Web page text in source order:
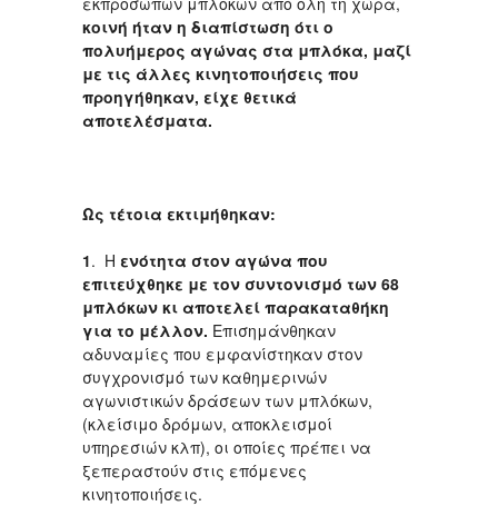
κοινή ήταν η διαπίστωση ότι ο
πολυήμερος αγώνας στα μπλόκα, μαζί
με τις άλλες κινητοποιήσεις που
προηγήθηκαν, είχε θετικά
αποτελέσματα.
Ως τέτοια εκτιμήθηκαν:
1. Η ενότητα στον αγώνα που
επιτεύχθηκε με τον συντονισμό των 68
μπλόκων κι αποτελεί παρακαταθήκη
για το μέλλον. Επισημάνθηκαν
αδυναμίες που εμφανίστηκαν στον
συγχρονισμό των καθημερινών
αγωνιστικών δράσεων των μπλόκων,
(κλείσιμο δρόμων, αποκλεισμοί
υπηρεσιών κλπ), οι οποίες πρέπει να
ξεπεραστούν στις επόμενες
κινητοποιήσεις.